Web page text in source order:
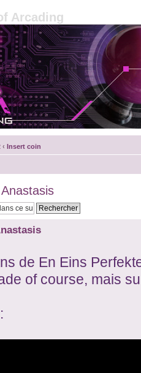
Arcading
‹ Insert coin
de En Eins
of course, mais